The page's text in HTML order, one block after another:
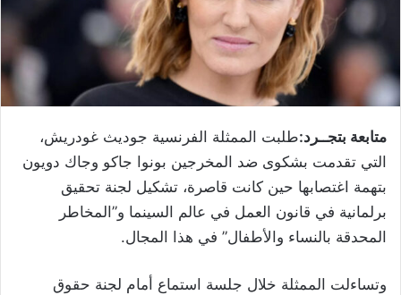
متابعة بتجــرد:طلبت الممثلة الفرنسية جوديث غودريش،
التي تقدمت بشكوى ضد المخرجين بونوا جاكو وجاك دويون
بتهمة اغتصابها حين كانت قاصرة، تشكيل لجنة تحقيق
برلمانية في قانون العمل في عالم السينما و”المخاطر
المحدقة بالنساء والأطفال” في هذا المجال.
وتساءلت الممثلة خلال جلسة استماع أمام لجنة حقوق